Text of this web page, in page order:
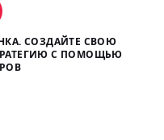
СОЗДАЙТЕ СВОЮ
С ПОМОЩЬЮ